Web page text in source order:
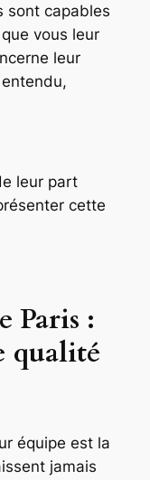
sont capables
vous leur
leur
leur part
cette
Paris :
qualité
équipe est la
jamais